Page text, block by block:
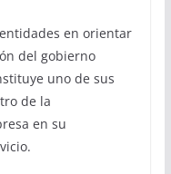
en orientar
del gobierno
uno de sus
de la
en su